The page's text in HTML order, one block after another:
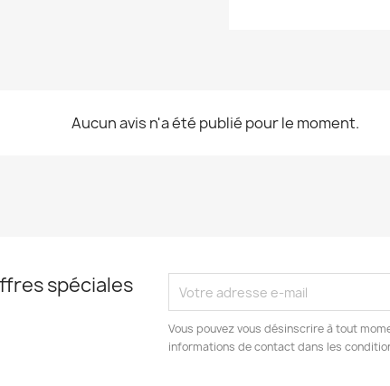
Aucun avis n'a été publié pour le moment.
spéciales
Vous pouvez vous désinscrire à tout
informations de contact dans les